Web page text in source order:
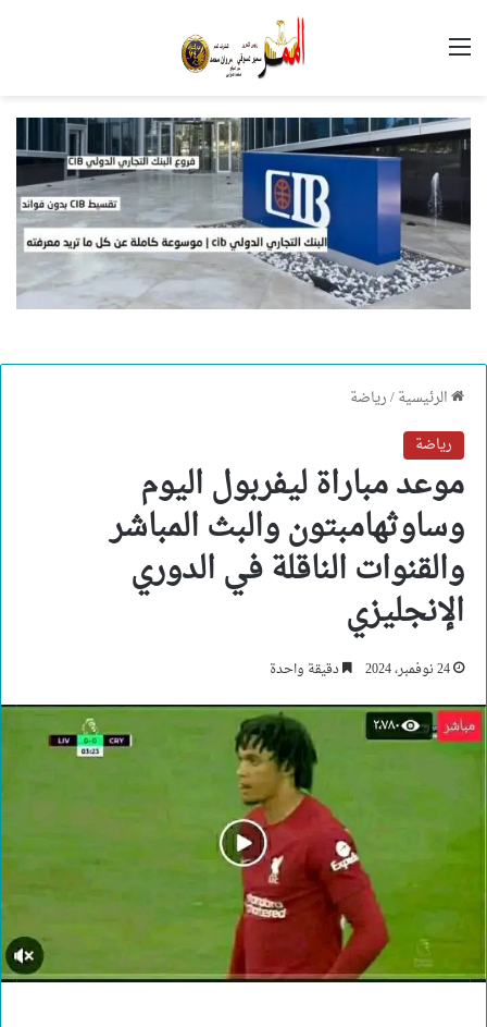
القائمة
الرئيسية/رياضة
رياضة
موعد مباراة ليفربول اليوم
وساوثهامبتون والبث المباشر
والقنوات الناقلة في الدوري
الإنجليزي
24 نوفمبر، 2024 دقيقة واحدة